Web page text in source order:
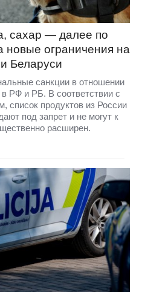
сахар — далее по
новые ограничения на
Беларуси
санкции в отношении
в РФ и РБ. В соответствии с
список продуктов из России
под запрет и не могут к
расширен.